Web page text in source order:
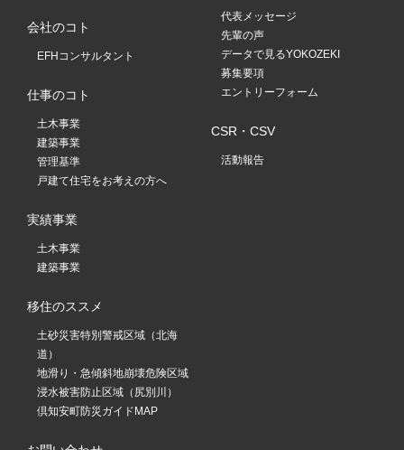
会社のコト
EFHコンサルタント
仕事のコト
土木事業
建築事業
管理基準
戸建て住宅をお考えの方へ
実績事業
土木事業
建築事業
代表メッセージ
先輩の声
データで見るYOKOZEKI
募集要項
エントリーフォーム
CSR・CSV
活動報告
移住のススメ
土砂災害特別警戒区域（北海
道）
地滑り・急傾斜地崩壊危険区域
浸水被害防止区域（尻別川）
倶知安町防災ガイドMAP